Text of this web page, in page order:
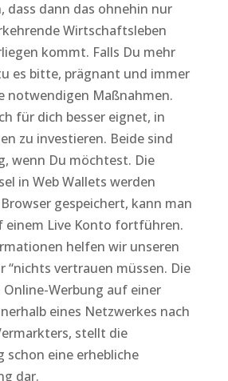
dass dann das ohnehin nur
Wirtschaftsleben
kommt. Falls Du mehr
es bitte, prägnant und immer
notwendigen Maßnahmen.
für dich besser eignet, in
zu investieren. Beide sind
wenn Du möchtest. Die
in Web Wallets werden
gespeichert, kann man
einem Live Konto fortführen.
helfen wir unseren
“nichts vertrauen müssen. Die
Werbung auf einer
eines Netzwerkes nach
stellt die
schon eine erhebliche
dar.